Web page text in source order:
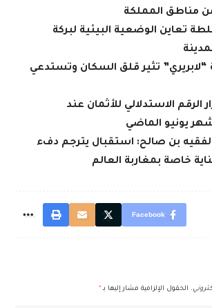
مناطق المملكة
تعاين الوضعية البيئية لبركة
“لابريري” تثير قلق السكان وتستدعي
الاستدلالي للأثمان عند
يونيو الماضي
بن صالح: استقبال يترجم دفء
خاصة بمغاربة العالم
Facebook
الحقول الإلزامية مشار إليها بـ *